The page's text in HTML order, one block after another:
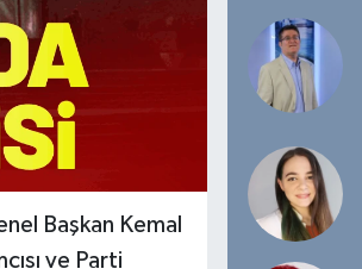
Başkan Kemal
ve Parti